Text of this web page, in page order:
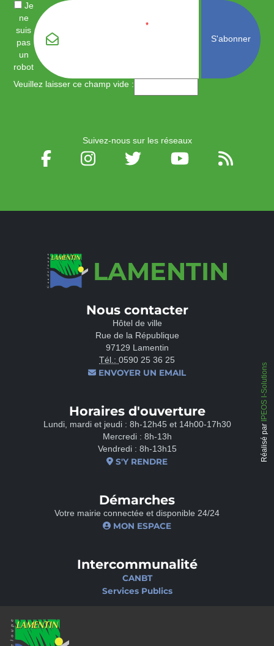
LAMENTIN
Nous contacter
Hôtel de ville
Rue de la République
97129 Lamentin
Tél.: 0590 25 36 25
ENVOYER UN EMAIL
Horaires d'ouverture
Lundi, mardi et jeudi : 8h-12h45 et 14h00-17h30
Mercredi : 8h-13h
Vendredi : 8h-13h15
S'Y RENDRE
Démarches
Votre mairie connectée et disponible 24/24
MON ESPACE
Intercommunalité
CANBT
Services Publics
Je
ne
suis
pas
un
robot
*
Veuillez laisser ce champ vide :
Suivez-nous sur les réseaux
Réalisé par
IPEOS I-Solutions